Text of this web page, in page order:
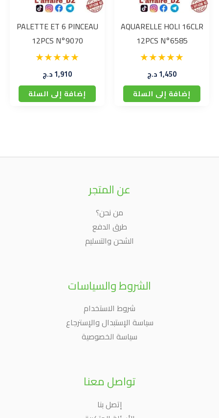
AQUARELLE HOLI 16CLR
12PCS N°6585
1,450د.ج
إضافة إلى السلة
PALETTE ET 6 PINCEAU
12PCS N°9070
1,910د.ج
إضافة إلى السلة
عن المتجر
من نحن؟
طرق الدفع
الشحن والتسليم
الشروط والسياسات
شروط الاستخدام
سياسة الإستبدال والإسترجاع
سياسة الخصوصية
تواصل معنا
إتصل بنا